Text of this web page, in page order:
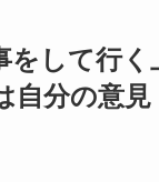
して行く
自分の意